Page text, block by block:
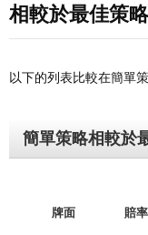
相較於最佳策略
以下的列表⽐較在簡單
簡單策略相較於
牌⾯ 賠率